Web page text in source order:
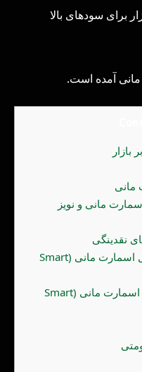
برای سودهای بالا
مانی
مانی و نویز
نقدینگی
استفاده از اندیکاتورها در تحلیل اسمارت مانی (Smart
استراتژی‌های معاملاتی مبتنی بر اسمارت مانی (Smart